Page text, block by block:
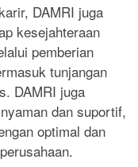
DAMRI juga
kesejahteraan
pemberian
tunjangan
DAMRI juga
dan suportif,
optimal dan